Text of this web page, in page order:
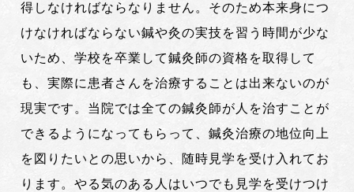
得しなければならなりません。そのため本来身につ
けなければならない鍼や灸の実技を習う時間が少な
いため、学校を卒業して鍼灸師の資格を取得して
も、実際に患者さんを治療することは出来ないのが
現実です。当院では全ての鍼灸師が人を治すことが
できるようになってもらって、鍼灸治療の地位向上
を図りたいとの思いから、随時見学を受け入れてお
ります。やる気のある人はいつでも見学を受けつけ